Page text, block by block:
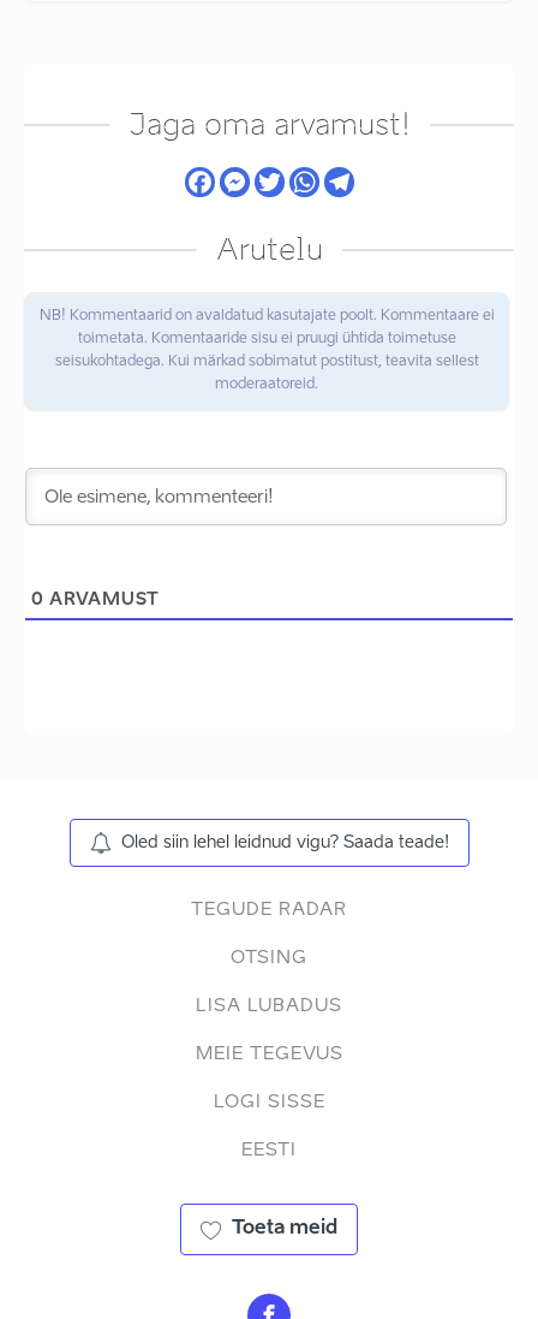
Jaga oma arvamust!
Arutelu
NB! Kommentaarid on avaldatud kasutajate poolt. Kommentaare ei
toimetata. Komentaaride sisu ei pruugi ühtida toimetuse
seisukohtadega. Kui märkad sobimatut postitust, teavita sellest
moderaatoreid.
0 ARVAMUST
Oled siin lehel leidnud vigu? Saada teade!
TEGUDE RADAR
OTSING
LISA LUBADUS
MEIE TEGEVUS
LOGI SISSE
EESTI
Toeta meid